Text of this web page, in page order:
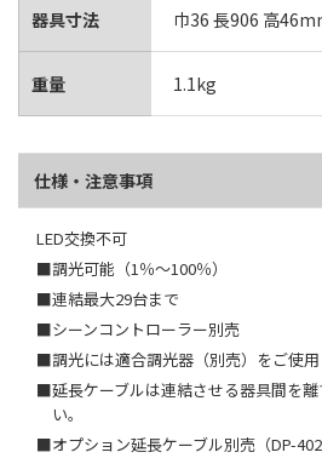
器具寸法 巾36 長906 高
重量 1.1kg
仕様・注意事項
LED交換不可
■調光可能（1％～100％）
■連結最大29台まで
■シーンコントローラー別売
■調光には適合調光器（別売）をご使
■延長ケーブルは連結させる器具間を
い。
■オプション延長ケーブル別売（DP-